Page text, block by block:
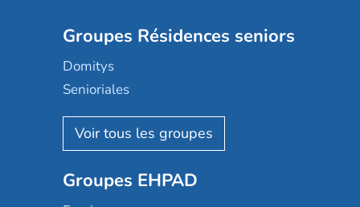
Groupes Résidences seniors
Domitys
Senioriales
Nohée
Les Résidentiels
Mobicap
Groupes EHPAD